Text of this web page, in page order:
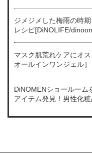
ジメジメした梅雨の時
レシピ[DiNOLIFE/
マスク肌荒れケアにオ
オールインワンジェル］
DiNOMENショールーム
アイテム発見！男性化